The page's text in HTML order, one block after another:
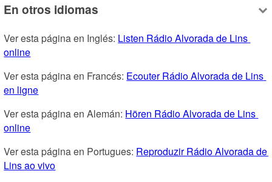
En otros idiomas
Ver esta página en Inglés: Listen Rádio Alvorada de Lins
online
Ver esta página en Francés: Ecouter Rádio Alvorada de Lins
en ligne
Ver esta página en Alemán: Hören Rádio Alvorada de Lins
online
Ver esta página en Portugues: Reproduzir Rádio Alvorada de
Lins ao vivo